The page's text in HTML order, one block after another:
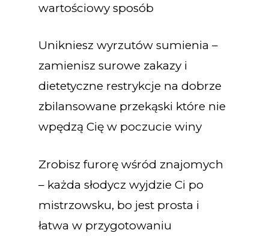
wartościowy sposób
Unikniesz wyrzutów sumienia –
zamienisz surowe zakazy i
dietetyczne restrykcje na dobrze
zbilansowane przekąski które nie
wpędzą Cię w poczucie winy
Zrobisz furorę wśród znajomych
– każda słodycz wyjdzie Ci po
mistrzowsku, bo jest prosta i
łatwa w przygotowaniu